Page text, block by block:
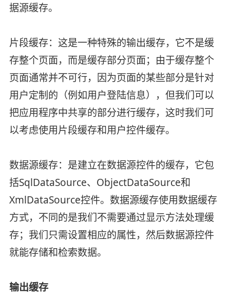
据源缓存。
片段缓存：这是一种特殊的输出缓存，它不是缓
存整个页面，而是缓存部分页面；由于缓存整个
页面通常并不可行，因为页面的某些部分是针对
用户定制的（例如用户登陆信息），但我们可以
把应用程序中共享的部分进行缓存，这时我们可
以考虑使用片段缓存和用户控件缓存。
数据源缓存：是建立在数据源控件的缓存，它包
括SqlDataSource、ObjectDataSource和
XmlDataSource控件。数据源缓存使用数据缓存
方式，不同的是我们不需要通过显示方法处理缓
存；我们只需设置相应的属性，然后数据源控件
就能存储和检索数据。
输出缓存